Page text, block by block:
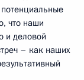
что наши
и деловой
– как наших